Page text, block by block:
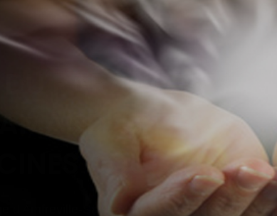
DU PARANORMAL
UN PÔLE
DOUCES »
d'Amfreville-Saint-Amand, perdu quelque